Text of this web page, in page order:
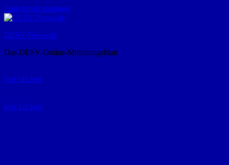
Zum Inhalt springen
DESV-News.de
Das DESV-Online-Mitteilungsblatt
hier klicken
hier klicken